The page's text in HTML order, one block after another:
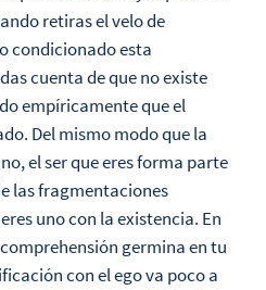
retiras el velo de
condicionado esta
cuenta de que no existe
empíricamente que el
Del mismo modo que la
el ser que eres forma parte
las fragmentaciones
uno con la existencia. En
germina en tu
con el ego va poco a